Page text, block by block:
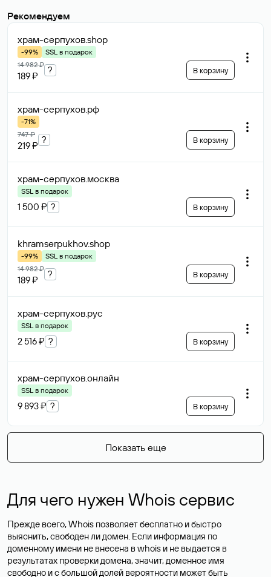
Рекомендуем
храм-серпухов.shop
-99%
SSL в подарок
14 982 ₽
189 ₽
? В корзину
храм-серпухов.рф
-71%
747 ₽
219 ₽
? В корзину
храм-серпухов.москва
SSL в подарок
1 500 ₽ ? В корзину
khramserpukhov.shop
-99%
SSL в подарок
14 982 ₽
189 ₽
? В корзину
храм-серпухов.рус
SSL в подарок
2 516 ₽ ? В корзину
храм-серпухов.онлайн
SSL в подарок
9 893 ₽ ? В корзину
Показать еще
Для чего нужен Whois сервис
Прежде всего, Whois позволяет бесплатно и быстро
выяснить, свободен ли домен. Если информация по
доменному имени не внесена в whois и не выдается в
результатах проверки домена, значит, доменное имя
свободно и с большой долей вероятности может быть